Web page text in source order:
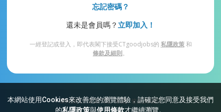
本網站使用Cookies來改善您的瀏覽體驗，請確定您同意及接受我們
的私隱政策與使用條款才繼續瀏覽。
忘記密碼？
還未是會員嗎？ 立即加入！
一經登記或登入，即代表閣下接受CTgoodjobs的 私隱政策和
條款及細則。
網站索引 常見問題 私隱 條款及細則